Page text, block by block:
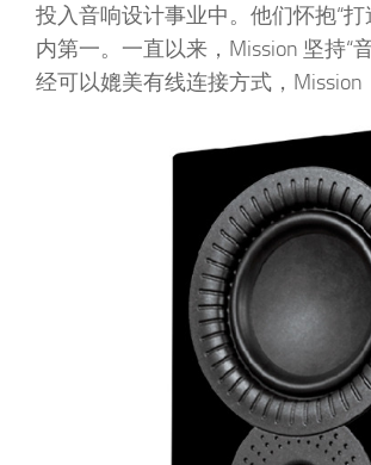
投入音响设计事业中。他们怀抱“
内第一。一直以来，Mission 坚持
经可以媲美有线连接方式，Mission